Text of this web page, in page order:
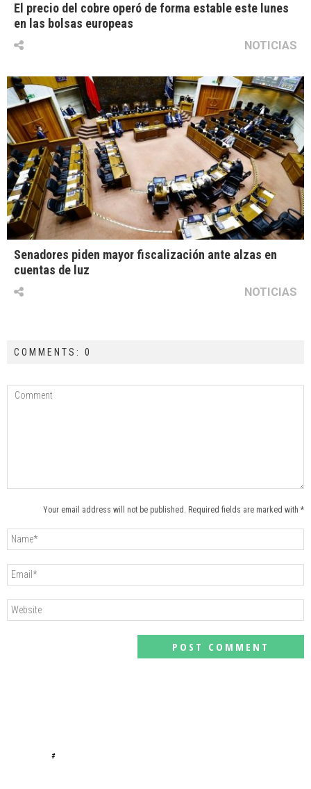
El precio del cobre operó de forma estable este lunes
en las bolsas europeas
NOTICIAS
Senadores piden mayor fiscalización ante alzas en
cuentas de luz
NOTICIAS
COMMENTS: 0
Your email address will not be published. Required fields are marked with *
#